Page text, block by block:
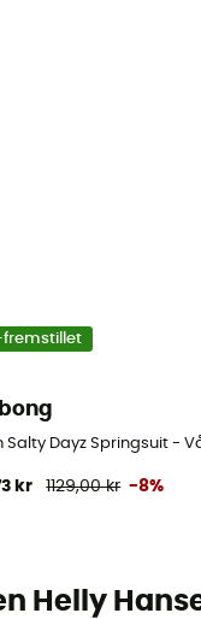
Salty Dayz Springsuit -
kr 1129,00 kr -8%
Helly